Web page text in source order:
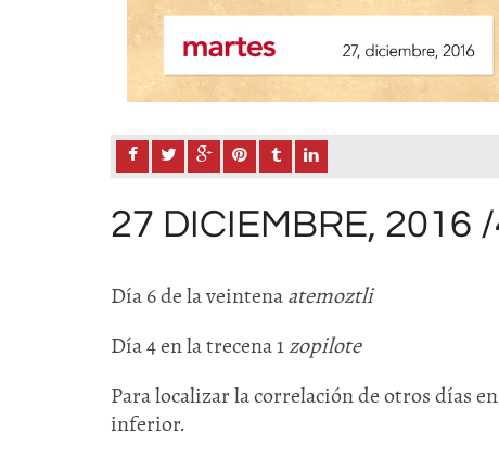
27 DICIEMBRE, 2016
Día 6 de la veintenaatemoztli
Día 4 en la trecena 1zopilote
Para localizar la correlación de otros días
inferior.